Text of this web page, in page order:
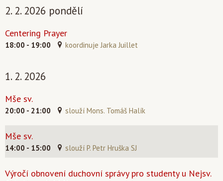
2. 2. 2026 pondělí
Centering Prayer
18:00 - 19:00 koordinuje Jarka Juillet
1. 2. 2026
Mše sv.
20:00 - 21:00 slouží Mons. Tomáš Halík
Mše sv.
14:00 - 15:00 slouží P. Petr Hruška SJ
Výročí obnovení duchovní správy pro studenty u Nejsv.